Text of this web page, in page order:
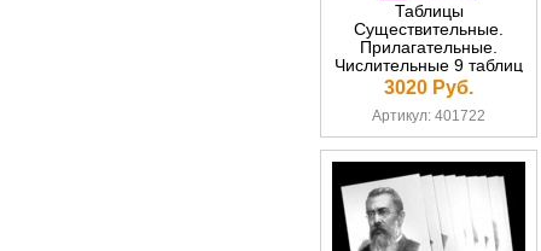
Таблицы
Существительные.
Прилагательные.
Числительные 9 таблиц
3020 Руб.
Артикул: 401722